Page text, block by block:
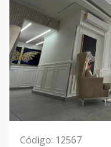
Código: 12567